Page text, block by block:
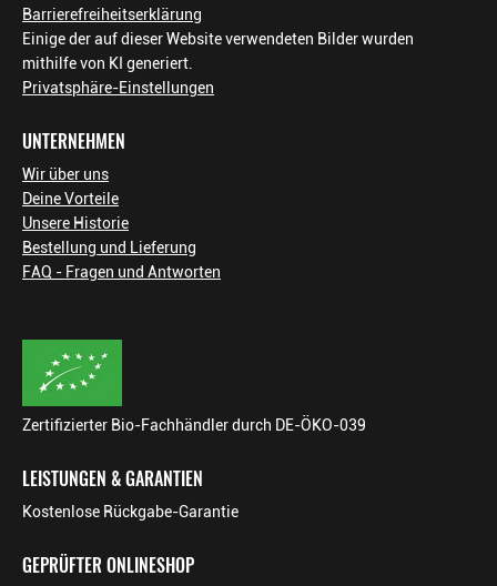
Barrierefreiheitserklärung
Einige der auf dieser Website verwendeten Bilder wurden
mithilfe von KI generiert.
Privatsphäre-Einstellungen
UNTERNEHMEN
Wir über uns
Deine Vorteile
Unsere Historie
Bestellung und Lieferung
FAQ - Fragen und Antworten
Zertifizierter Bio-Fachhändler durch DE-ÖKO-039
LEISTUNGEN & GARANTIEN
Kostenlose Rückgabe-Garantie
GEPRÜFTER ONLINESHOP